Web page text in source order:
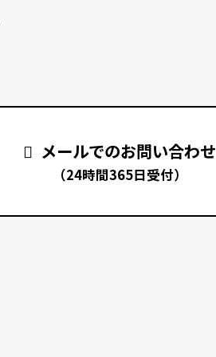
メールでのお問い合わせ
（24時間365日受付）